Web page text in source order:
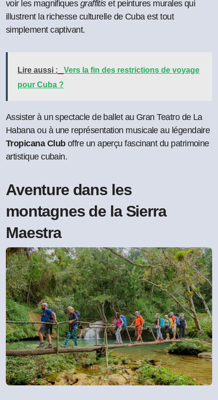
voir les magnifiques graffitiset peintures murales qui
illustrent la richesse culturelle de Cuba est tout
simplement captivant.
Lire aussi :
Vers la fin des restrictions de voyage
pour Cuba ?
Assister à un spectacle de ballet au Gran Teatro de La
Habana ou à une représentation musicale au légendaire
Tropicana Cluboffre un aperçu fascinant du patrimoine
artistique cubain.
Aventure dans les
montagnes de la Sierra
Maestra